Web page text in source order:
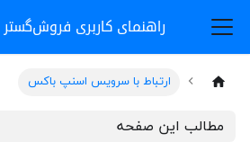
راهنمای کاربری فروش‌گستر
ارتباط با سرویس اسنپ باکس
مطالب این صفحه